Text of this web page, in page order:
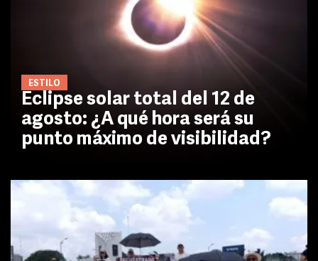
ESTILO
Eclipse solar total del 12 de
agosto: ¿A qué hora será su
punto máximo de visibilidad?